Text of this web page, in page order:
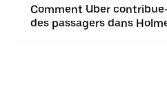
Comment Uber
des passagers dans